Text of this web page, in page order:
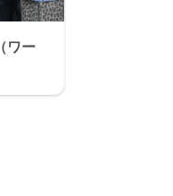
ワー